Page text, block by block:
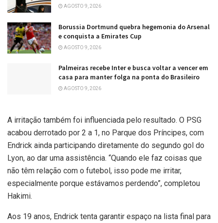
AGOSTO 9, 2026
Borussia Dortmund quebra hegemonia do Arsenal
e conquista a Emirates Cup
AGOSTO 9, 2026
Palmeiras recebe Inter e busca voltar a vencer em
casa para manter folga na ponta do Brasileiro
AGOSTO 9, 2026
A irritação também foi influenciada pelo resultado. O PSG
acabou derrotado por 2 a 1, no Parque dos Príncipes, com
Endrick ainda participando diretamente do segundo gol do
Lyon, ao dar uma assistência. “Quando ele faz coisas que
não têm relação com o futebol, isso pode me irritar,
especialmente porque estávamos perdendo”, completou
Hakimi.
Aos 19 anos, Endrick tenta garantir espaço na lista final para